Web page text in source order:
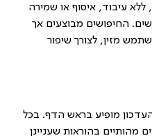
עיבוד, איסוף או שמירה
החיפושים מבוצעים אך
מזין, לצורך שיפור
מופיע בראש הדף. בכל
מהותיים בהוראות שעניינן